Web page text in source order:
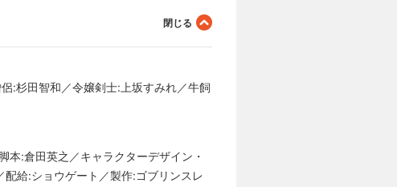
:杉田智和／令嬢剣士:上坂すみれ／牛飼
本:倉田英之／キャラクターデザイン・
給:ショウゲート／製作:ゴブリンスレ